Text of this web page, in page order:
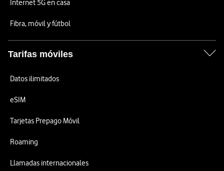
Internet 5G en casa
Fibra, móvil y fútbol
Tarifas móviles
Datos ilimitados
eSIM
Tarjetas Prepago Móvil
Roaming
Llamadas internacionales